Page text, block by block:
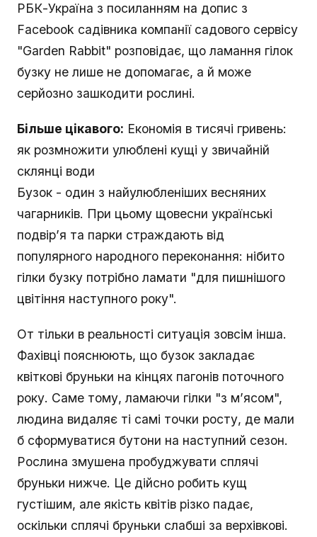
РБК-Україна з посиланням на допис з
Facebook садівника компанії садового сервісу
"Garden Rabbit" розповідає, що ламання гілок
бузку не лише не допомагає, а й може
серйозно зашкодити рослині.
Більше цікавого: Економія в тисячі гривень:
як розмножити улюблені кущі у звичайній
склянці води
Бузок - один з найулюбленіших весняних
чагарників. При цьому щовесни українські
подвір’я та парки страждають від
популярного народного переконання: нібито
гілки бузку потрібно ламати "для пишнішого
цвітіння наступного року".
От тільки в реальності ситуація зовсім інша.
Фахівці пояснюють, що бузок закладає
квіткові бруньки на кінцях пагонів поточного
року. Саме тому, ламаючи гілки "з м’ясом",
людина видаляє ті самі точки росту, де мали
б сформуватися бутони на наступний сезон.
Рослина змушена пробуджувати сплячі
бруньки нижче. Це дійсно робить кущ
густішим, але якість квітів різко падає,
оскільки сплячі бруньки слабші за верхівкові.